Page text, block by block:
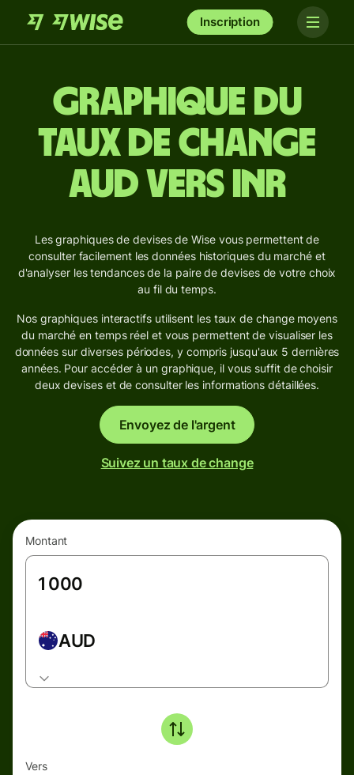
Inscription
Graphique du
taux de change
AUD vers INR
Les graphiques de devises de Wise vous permettent de
consulter facilement les données historiques du marché et
d'analyser les tendances de la paire de devises de votre choix
au fil du temps.
Nos graphiques interactifs utilisent les taux de change moyens
du marché en temps réel et vous permettent de visualiser les
données sur diverses périodes, y compris jusqu'aux 5 dernières
années. Pour accéder à un graphique, il vous suffit de choisir
deux devises et de consulter les informations détaillées.
Envoyez de l'argent
Suivez un taux de change
Montant
AUD
Vers